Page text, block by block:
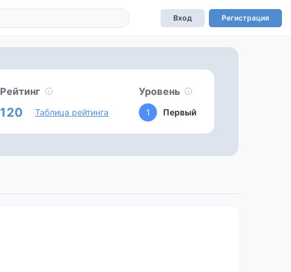
Вход Регистрация
Рейтинг
120 Таблица рейтинга
Уровень
1 Первый